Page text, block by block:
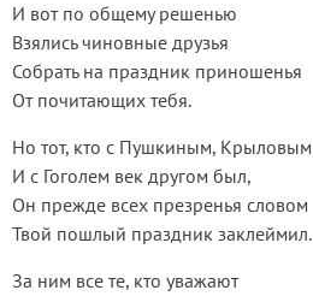
И вот по общему решенью
Взялись чиновные друзья
Собрать на праздник приношенья
От почитающих тебя.
Но тот, кто с Пушкиным, Крыловым
И с Гоголем век другом был,
Он прежде всех презренья словом
Твой пошлый праздник заклеймил.
За ним все те, кто уважают